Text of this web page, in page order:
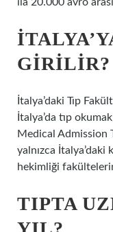
GIRILIR?
İtalya’daki Tıp
İtalya’da tıp
Medical Admission
yalnızca
hekimliği
TIPTA